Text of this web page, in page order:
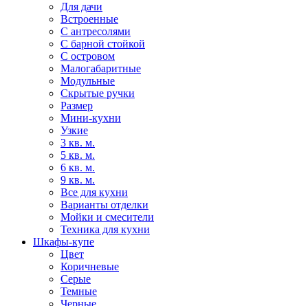
Для дачи
Встроенные
С антресолями
С барной стойкой
С островом
Малогабаритные
Модульные
Скрытые ручки
Размер
Мини-кухни
Узкие
3 кв. м.
5 кв. м.
6 кв. м.
9 кв. м.
Все для кухни
Варианты отделки
Мойки и смесители
Техника для кухни
Шкафы-купе
Цвет
Коричневые
Серые
Темные
Черные